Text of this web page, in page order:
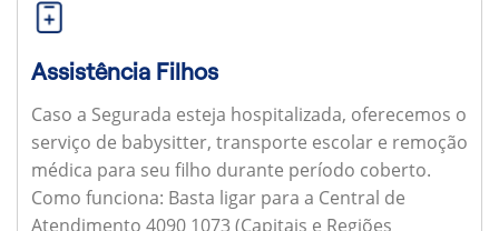
Assistência Filhos
Caso a Segurada esteja hospitalizada, oferecemos o
serviço de babysitter, transporte escolar e remoção
médica para seu filho durante período coberto.
Como funciona: Basta ligar para a Central de
Atendimento 4090 1073 (Capitais e Regiões